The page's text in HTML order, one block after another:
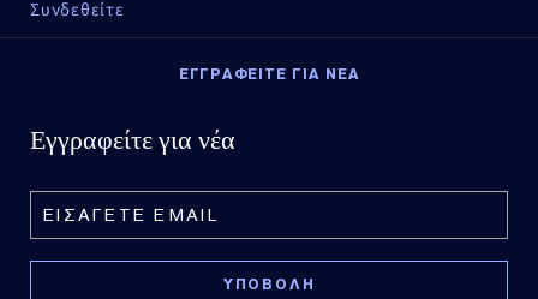
Συνδεθείτε
ΕΓΓΡΑΦΕΙΤΕ ΓΙΑ ΝΕΑ
Εγγραφείτε για νέα